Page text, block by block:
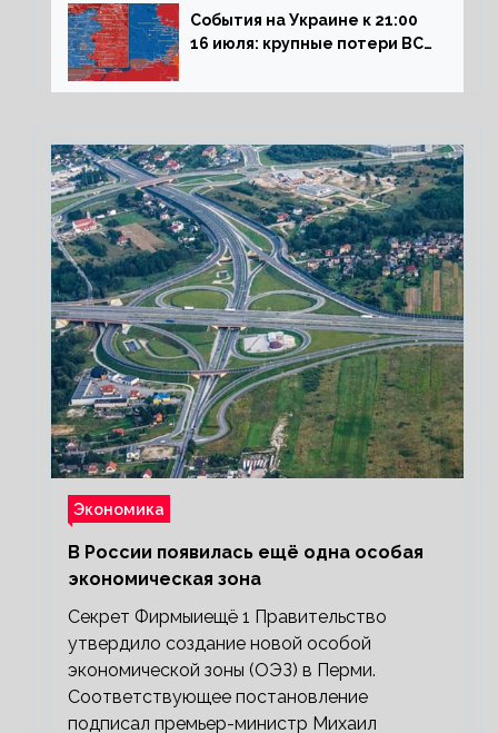
События на Украине к 21:00
16 июля: крупные потери ВСУ
обстреливает Донбасс из
Экономика
В России появилась ещё одна особая
экономическая зона
Секрет Фирмыиещё 1 Правительство
утвердило создание новой особой
экономической зоны (ОЭЗ) в Перми.
Соответствующее постановление
подписал премьер-министр Михаил